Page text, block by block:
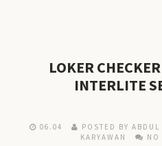
LOKER
INTERLITE
06.04 POSTED BY ABDUL
KARYAWAN
NO